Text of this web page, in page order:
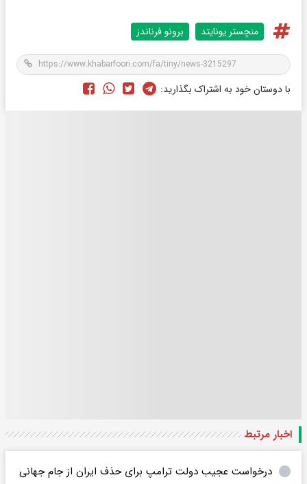
منچستر یونایتد برونو فرناندز
با دوستان خود به اشتراک بگذارید:
اخبار مرتبط
درخواست عجیب دولت ترامپ برای حذف ایران از جام جهانی